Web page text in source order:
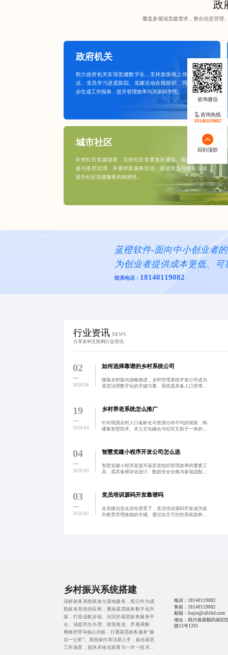
政
覆盖多领域党建需求，整合信息管理
政府机关
助力政府机关实现党建数字化，支持政策线上传
达、党员学习进度跟踪、党建活动在线组织，同
步生成工作报表，提升管理效率与决策科学性。
城市社区
针对社区党建场景，支持社区党委发布通知、组织居民党员
参与基层治理、开展邻里服务活动，促进党员与群众互动，
提升社区党建服务的精准性。
蓝橙软件-面向中小创业者
为创业者提供成本更低、
联系电话： 18140119082
行业资讯 NEWS
分享各种互联网行业资讯
02
2026.06
如何选择靠谱的乡村系统公司
随着乡村振兴战略推进，乡村管理系统开发公司成为
基层治理数字化的关键力量。系统需具备人口管理、
19
2026.04
乡村养老系统怎么推广
针对我国农村人口老龄化与资源分布不均的现状，构
建集智慧技术、本土文化融合与社区互助于一体的可
04
2026.03
智慧党建小程序开发公司怎么选
智慧党建小程序是提升基层党组织管理效率的重要工
具，需具备模块化设计、数据安全合规与多端适配能
03
2026.02
党员培训源码开发靠谱吗
在党建信息化深化背景下，党员培训源码开发成为提
升教育管理效能的关键。通过自主可控的系统架构设
咨询热线
18140119082
回到顶部
乡村振兴系统搭建
深耕政务系统研发与落地服务，我们作为成
熟政务系统供应商，聚焦基层政务数字化升
级，打造适配乡镇、社区的基层政务服务平
台。涵盖民生办理、政策推送、矛盾调解、
网格管理等核心功能，打通基层政务服务“最
后一公里”。系统操作简洁易上手，贴合基层
工作场景，提供本地化部署与一对一技术支
电话： 18140119082
售前： 18140119082
邮箱：liujie@cdlchd.com
地址：四川省成都武侯区
路13号1201